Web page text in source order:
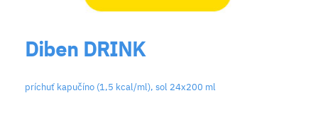
Diben DRINK
príchuť kapučíno (1,5 kcal/ml), sol 24x200 ml